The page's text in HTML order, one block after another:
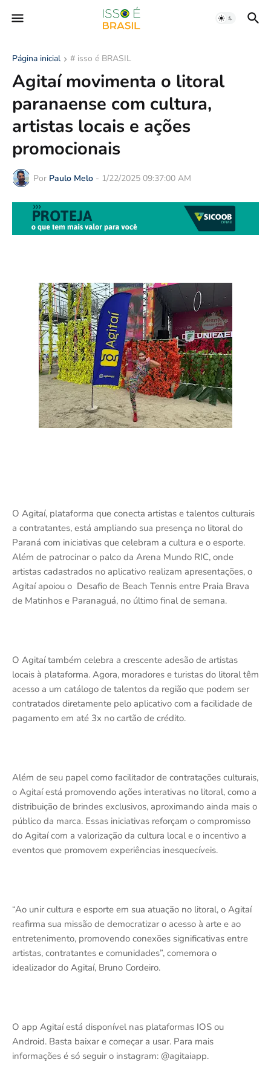
Página inicial # isso é BRASIL
Agitaí movimenta o litoral
paranaense com cultura,
artistas locais e ações
promocionais
Por Paulo Melo - 1/22/2025 09:37:00 AM
O Agitaí, plataforma que conecta artistas e talentos culturais
a contratantes, está ampliando sua presença no litoral do
Paraná com iniciativas que celebram a cultura e o esporte.
Além de patrocinar o palco da Arena Mundo RIC, onde
artistas cadastrados no aplicativo realizam apresentações, o
Agitaí apoiou o Desafio de Beach Tennis entre Praia Brava
de Matinhos e Paranaguá, no último final de semana.
O Agitaí também celebra a crescente adesão de artistas
locais à plataforma. Agora, moradores e turistas do litoral têm
acesso a um catálogo de talentos da região que podem ser
contratados diretamente pelo aplicativo com a facilidade de
pagamento em até 3x no cartão de crédito.
Além de seu papel como facilitador de contratações culturais,
o Agitaí está promovendo ações interativas no litoral, como a
distribuição de brindes exclusivos, aproximando ainda mais o
público da marca. Essas iniciativas reforçam o compromisso
do Agitaí com a valorização da cultura local e o incentivo a
eventos que promovem experiências inesquecíveis.
“Ao unir cultura e esporte em sua atuação no litoral, o Agitaí
reafirma sua missão de democratizar o acesso à arte e ao
entretenimento, promovendo conexões significativas entre
artistas, contratantes e comunidades”, comemora o
idealizador do Agitaí, Bruno Cordeiro.
O app Agitaí está disponível nas plataformas IOS ou
Android. Basta baixar e começar a usar. Para mais
informações é só seguir o instagram: @agitaiapp.